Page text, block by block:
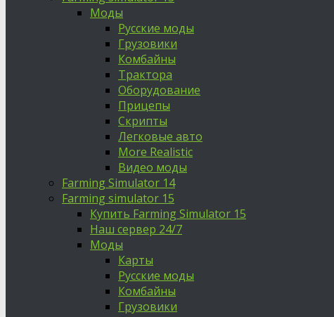
Моды
Русские моды
Грузовики
Комбайны
Трактора
Оборудование
Прицепы
Скрипты
Легковые авто
More Realistic
Видео моды
Farming Simulator 14
Farming simulator 15
Купить Farming Simulator 15
Наш сервер 24/7
Моды
Карты
Русские моды
Комбайны
Грузовики